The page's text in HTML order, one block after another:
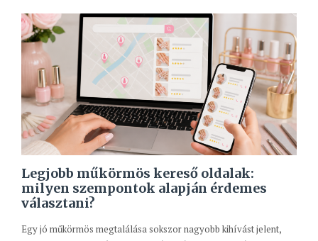
Legjobb műkörmös kereső oldalak:
milyen szempontok alapján érdemes
választani?
Egy jó műkörmös megtalálása sokszor nagyobb kihívást jelent,